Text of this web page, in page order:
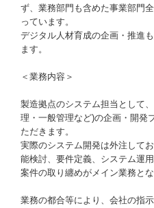
ず、業務部門も含めた事業部門
っています。
デジタル人材育成の企画・推進
ます。
＜業務内容＞
製造拠点のシステム担当として
理・一般管理など)の企画・開発
ただきます。
実際のシステム開発は外注して
能検討、要件定義、システム運
案件の取り纏めがメイン業務とな
業務の都合等により、会社の指